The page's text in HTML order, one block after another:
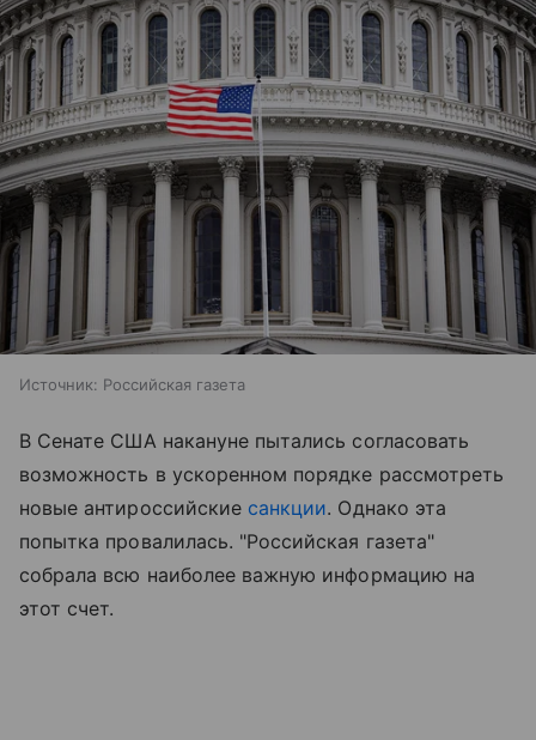
Источник: Российская газета
В Сенате США накануне пытались согласовать
возможность в ускоренном порядке рассмотреть
новые антироссийские санкции. Однако эта
попытка провалилась. "Российская газета"
собрала всю наиболее важную информацию на
этот счет.